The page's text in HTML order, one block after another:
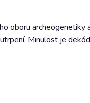
oboru
Minulost je